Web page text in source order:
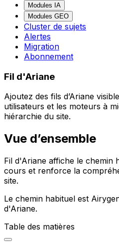
Modules IA
Modules GEO
Cluster de sujets
Alertes
Migration
Abonnement
Fil d'Ariane
Ajoutez des fils d’Ariane
utilisateurs et les moteurs à
hiérarchie du site.
Vue d’ensemble
Fil d'Ariane affiche le chemin
cours et renforce la
site.
Le chemin habituel est
d'Ariane.
Table des matières